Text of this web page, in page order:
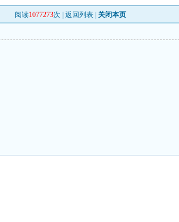
阅读1077273次 |返回列表 关闭本页